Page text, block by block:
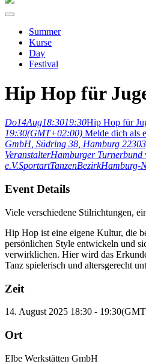
Summer
Kurse
Day
Festival
Hip Hop für
Do14Aug18:3019:30Hip Hop für
19:30(GMT+02:00) Melde dich als
GmbH, Südring 38, Hamburg
VeranstalterHamburger Turnerbund
e.V.SportartTanzenBezirkHamburg-
Event Details
Viele verschiedene Stilrichtungen,
Hip Hop ist eine eigene Kultur, die
persönlichen Style entwickeln und
verwirklichen. Hier wird das
Tanz spielerisch und altersgerecht
Zeit
14. August 2025 18:30 - 19:30
Ort
Elbe Werkstätten GmbH